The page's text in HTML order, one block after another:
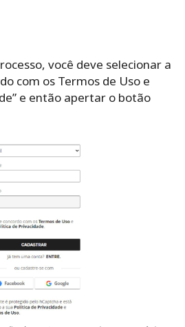
você deve selecionar a
com os Termos de Uso e
e então apertar o botão